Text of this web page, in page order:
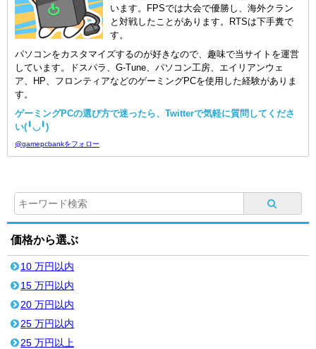
います。FPSでは大会で優勝し、海外クラン
と対戦したことがあります。RTSは下手糞で
す。
パソコンをカスタマイズするのが好きなので、趣味で当サイトを運営
しています。ドスパラ、G-Tune、パソコン工房、エイリアンウェ
ア、HP、フロンティアなどのゲーミングPCを使用した経験がありま
す。
ゲーミングPCの選び方で迷ったら、Twitterで気軽に質問してくださ
い(╹◡╹)
@gamepcbankをフォロー
価格から選ぶ
10 万円以内
15 万円以内
20 万円以内
25 万円以内
25 万円以上